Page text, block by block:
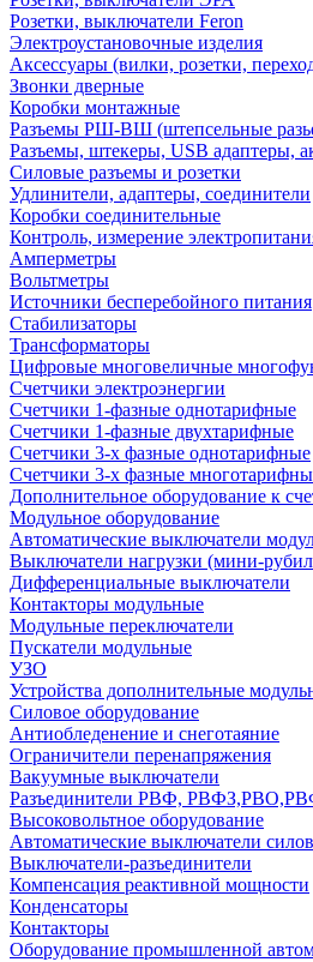
Розетки, выключатели Feron
Электроустановочные изделия
Аксессуары (вилки, розетки,
Звонки дверные
Коробки монтажные
Разъемы РШ-ВШ (штепсельные
Разъемы, штекеры, USB адаптеры,
Силовые разъемы и розетки
Удлинители, адаптеры, соединители
Коробки соединительные
Контроль, измерение
Амперметры
Вольтметры
Источники бесперебойного питания
Стабилизаторы
Трансформаторы
Цифровые многовеличные
Счетчики электроэнергии
Счетчики 1-фазные однотарифные
Счетчики 1-фазные двухтарифные
Счетчики 3-х фазные однотарифные
Счетчики 3-х фазные
Дополнительное оборудование к
Модульное оборудование
Автоматические выключатели
Выключатели нагрузки (мини-
Дифференциальные выключатели
Контакторы модульные
Модульные переключатели
Пускатели модульные
УЗО
Устройства дополнительные
Силовое оборудование
Антиобледенение и снеготаяние
Ограничители перенапряжения
Вакуумные выключатели
Разъединители РВФ,
Высоковольтное оборудование
Автоматические выключатели
Выключатели-разъединители
Компенсация реактивной мощности
Конденсаторы
Контакторы
Оборудование промышленной